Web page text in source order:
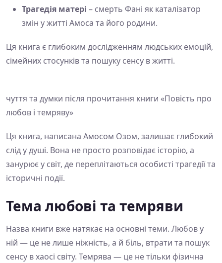
Трагедія матері – смерть Фані як каталізатор
змін у житті Амоса та його родини.
Ця книга є глибоким дослідженням людських емоцій,
сімейних стосунків та пошуку сенсу в житті.
чуття та думки після прочитання книги «Повість про
любов і темряву»
Ця книга, написана Амосом Озом, залишає глибокий
слід у душі. Вона не просто розповідає історію, а
занурює у світ, де переплітаються особисті трагедії та
історичні події.
Тема любові та темряви
Назва книги вже натякає на основні теми. Любов у
ній — це не лише ніжність, а й біль, втрати та пошук
сенсу в хаосі світу. Темрява — це не тільки фізична